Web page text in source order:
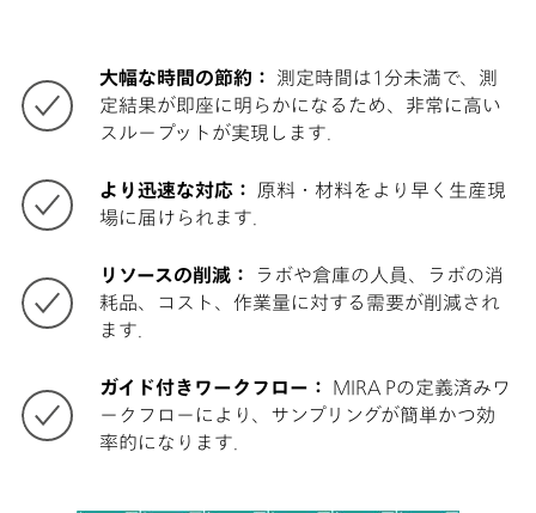
大幅な時間の節約：
測定時間は1分未満で、測
定結果が即座に明らかになるため、非常に高い
スループットが実現します.
より迅速な対応：
原料・材料をより早く生産現
場に届けられます.
リソースの削減：
ラボや倉庫の人員、ラボの消
耗品、コスト、作業量に対する需要が削減され
ます.
ガイド付きワークフロー：
MIRA Pの定義済みワ
ークフローにより、サンプリングが簡単かつ効
率的になります.